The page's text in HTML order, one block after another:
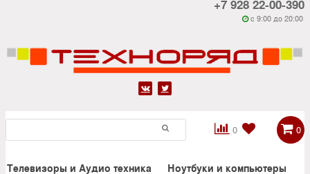
+7 928 22-00-390
 c 9:00 до 20:00
 
0

 0
Телевизоры и Аудио техника Ноутбуки и компьютеры